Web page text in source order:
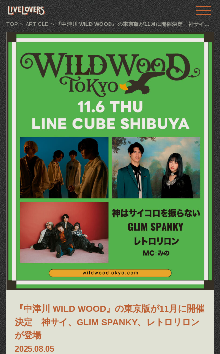
TOP
トップ
LIVE LOVERSとは
SHOWS
ライブ情報
LLTV
動画番組
PODCAST
音声番組
ARTICLE
記事
TOP > ARTICLE > 『中津川 WILD WOOD』の東京版が11月に開催決定 神サイ、GLIM SPANKY、レトロリロンが登場
『中津川 WILD WOOD』の東京版が11月に開催
決定 神サイ、GLIM SPANKY、レトロリロン
が登場
2025.08.05